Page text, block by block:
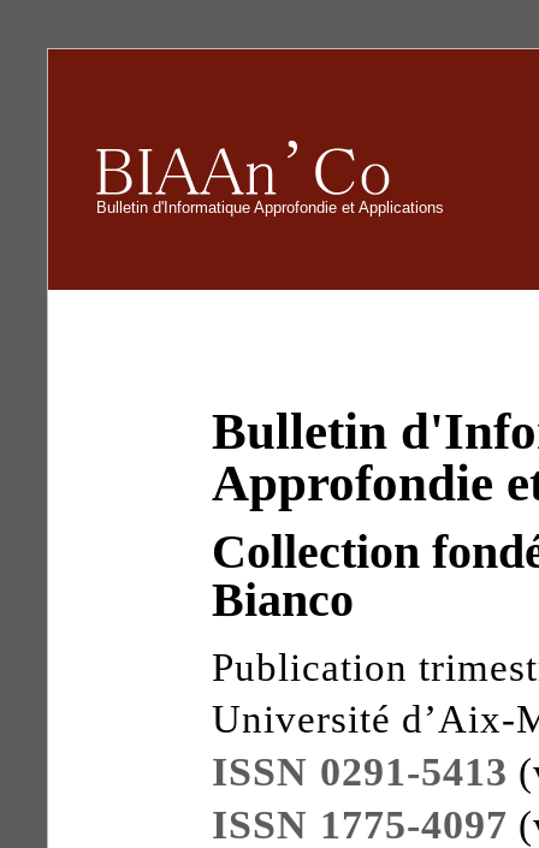
Bulletin d'Informatique Approfondie et Applications
Bulletin
Approfondie
Collection
Bianco
Publication
Université d’Aix-
ISSN 0291-5413
ISSN 1775-4097